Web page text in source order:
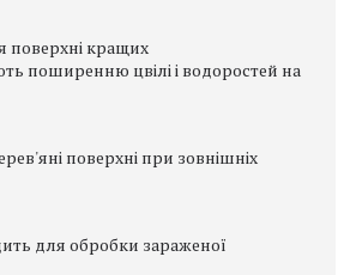
поверхні кращих
поширенню цвілі і водоростей на
поверхні при зовнішніх
для обробки зараженої